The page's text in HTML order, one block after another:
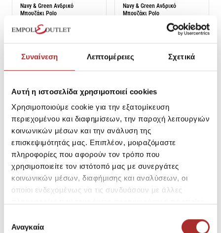
Συναίνεση Λεπτομέρειες Σχετικά
Αυτή η ιστοσελίδα χρησιμοποιεί cookies
Χρησιμοποιούμε cookie για την εξατομίκευση
περιεχομένου και διαφημίσεων, την παροχή λειτουργιών
κοινωνικών μέσων και την ανάλυση της
επισκεψιμότητάς μας. Επιπλέον, μοιραζόμαστε
πληροφορίες που αφορούν τον τρόπο που
χρησιμοποιείτε τον ιστότοπό μας με συνεργάτες
κοινωνικών μέσων, διαφήμισης και αναλύσεων, οι
οποίοι ενδεχομένως να τις συνδυάσουν με άλλες
των υπηρεσιών τους.
συγκατάθεσης
Αναγκαία
Navy & Green Ανδρικό
Μπουζάκι Polo
26192623C0080
3XL
Navy & Green Ανδρικό
Μπουζάκι Polo
26192623A1139
NAVY & GREEN
Polo 100% Βαμβάκι
-14%
CAVALIERI